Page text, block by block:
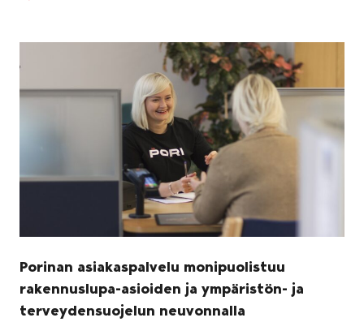
Porinan asiakaspalvelu monipuolistuu
rakennuslupa-asioiden ja ympäristön- ja
terveydensuojelun neuvonnalla